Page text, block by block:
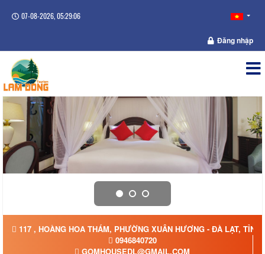
07-08-2026, 05:29:06
Đăng nhập
117 , HOÀNG HOA THÁM, PHƯỜNG XUÂN HƯƠNG - ĐÀ LẠT, TỈNH
0946840720
GOMHOUSEDL@GMAIL.COM